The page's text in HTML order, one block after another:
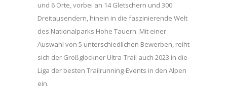
und 6 Orte, vorbei an 14 Gletschern und 300
Dreitausendern, hinein in die faszinierende Welt
des Nationalparks Hohe Tauern. Mit einer
Auswahl von 5 unterschiedlichen Bewerben, reiht
sich der Großglockner Ultra-Trail auch 2023 in die
Liga der besten Trailrunning-Events in den Alpen
ein.